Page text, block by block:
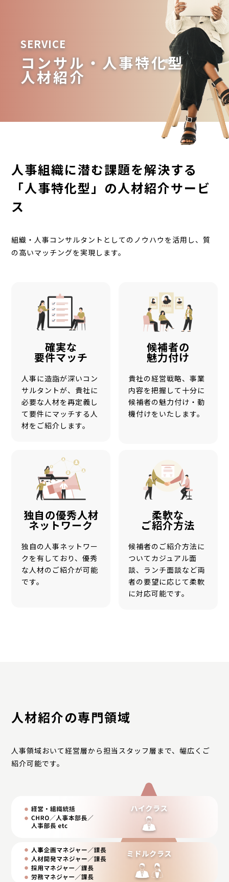
SERVICE
コンサル・人事特化型
人材紹介
人事組織に潜む課題を解決する
「人事特化型」の人材紹介サービ
ス
組織・人事コンサルタントとしてのノウハウを活用し、質
の高いマッチングを実現します。
確実な
要件マッチ
人事に造詣が深いコン
サルタントが、貴社に
必要な人材を再定義し
て要件にマッチする人
材をご紹介します。
候補者の
魅力付け
貴社の経営戦略、事業
内容を把握して十分に
候補者の魅力付け・動
機付けをいたします。
独自の優秀人材
ネットワーク
独自の人事ネットワー
クを有しており、優秀
な人材のご紹介が可能
です。
柔軟な
ご紹介方法
候補者のご紹介方法に
ついてカジュアル面
談、ランチ面談など両
者の要望に応じて柔軟
に対応可能です。
人材紹介の専門領域
人事領域おいて経営層から担当スタッフ層まで、幅広くご
紹介可能です。